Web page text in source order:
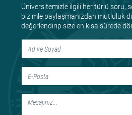
Üniversitemizle ilgili her türlü soru,
bizimle paylaşmanızdan mutluluk
değerlendirip size en kısa sürede